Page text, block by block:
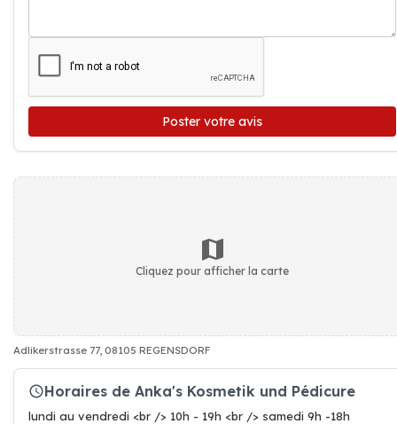
Poster votre avis
Cliquez pour afficher la carte
Adlikerstrasse 77, 08105 REGENSDORF
Horaires de Anka's Kosmetik und Pédicure
lundi au vendredi <br /> 10h - 19h <br /> samedi 9h -18h